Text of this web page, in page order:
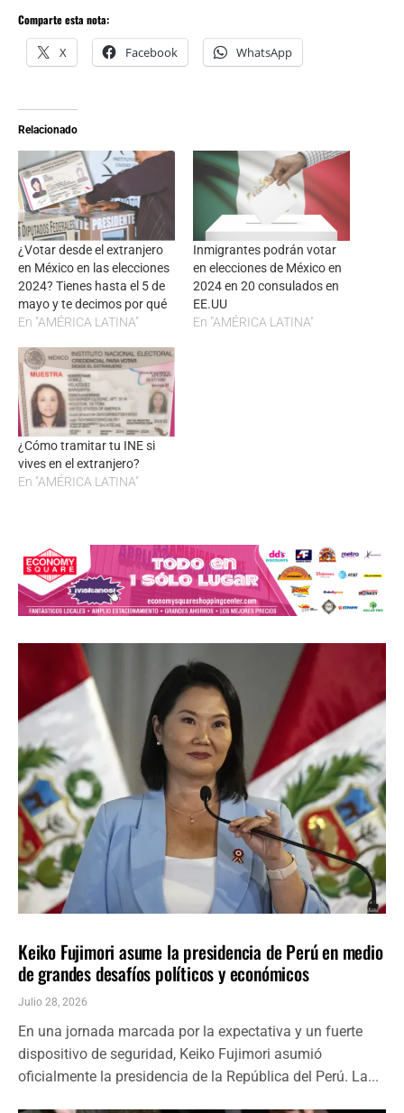
Comparte esta nota:
X Facebook WhatsApp
Relacionado
¿Votar desde el extranjero
en México en las elecciones
2024? Tienes hasta el 5 de
mayo y te decimos por qué
En "AMÉRICA LATINA"
Inmigrantes podrán votar
en elecciones de México en
2024 en 20 consulados en
EE.UU
En "AMÉRICA LATINA"
¿Cómo tramitar tu INE si
vives en el extranjero?
En "AMÉRICA LATINA"
Keiko Fujimori asume la presidencia de Perú en medio
de grandes desafíos políticos y económicos
Julio 28, 2026
En una jornada marcada por la expectativa y un fuerte
dispositivo de seguridad, Keiko Fujimori asumió
oficialmente la presidencia de la República del Perú. La...